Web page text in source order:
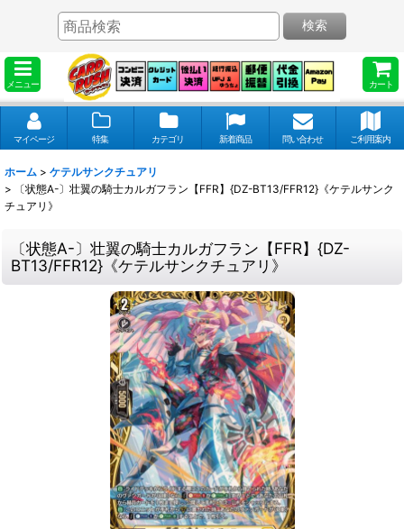
メニュー カート
検索
マイページ 特集 カテゴリ 新着商品 問い合わせ ご利用案内
ホーム > ケテルサンクチュアリ
>
〔状態A-〕壮翼の騎士カルガフラン【FFR】{DZ-BT13/FFR12}《ケテルサンク
チュアリ》
〔状態A-〕壮翼の騎士カルガフラン【FFR】{DZ-
BT13/FFR12}《ケテルサンクチュアリ》